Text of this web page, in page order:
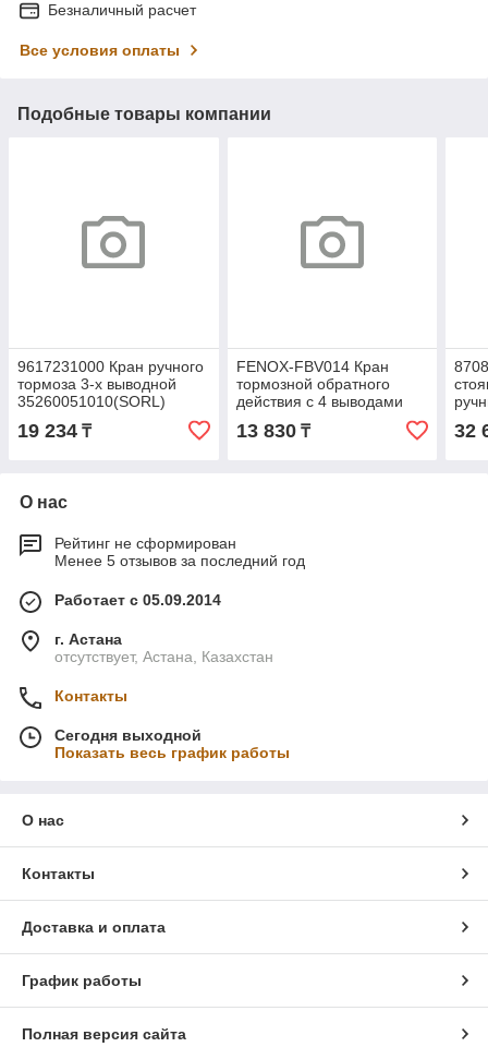
Безналичный расчет
Все условия оплаты
Подобные товары компании
9617231000 Кран ручного
тормоза 3-х выводной
35260051010(SORL)
19 234 ₸
FENOX-FBV014 Кран
тормозной обратного
действия с 4 выводами
ан.100-3537310 (FENOX)
13 830₸ 32
О нас
Рейтинг не сформирован
Менее 5 отзывов за последний год
Работает с 05.09.2014
г. Астана
отсутствует, Астана, Казахстан
Контакты
Сегодня выходной
Показать весь график работы
О нас
Контакты
Доставка и оплата
График работы
Полная версия сайта